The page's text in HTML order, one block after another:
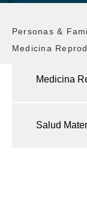
Personas &
Medicina
Medicina
Salud